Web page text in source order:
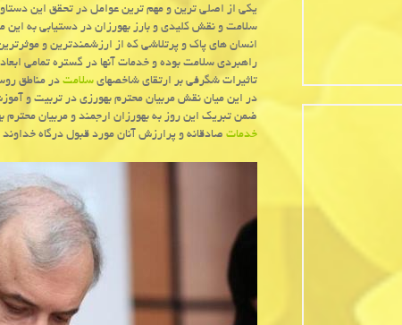
یكی از اصلی ترین و مهم ترین عوامل در تحقق این
سلامت و نقش كلیدی و بارز بهورزان در دستیابی به
انسان های پاك و پرتلاشی كه از ارزشمندترین و
راهبردی سلامت بوده و خدمات آنها در گستره تمامی
تاثیرات شگرفی بر ارتقای شاخصهای سلامت در مناطق
در این میان نقش مربیان محترم بهورزی در تربیت و
ضمن تبریك این روز به بهورزان ارجمند و مربیان
خدمات صادقانه و پرارزش آنان مورد قبول درگاه